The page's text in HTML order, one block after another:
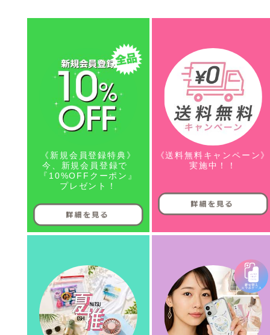
《新規会員登録特典》
今、新規会員登録で
『10%OFFクーポン』
プレゼント！
《送料無料キャンペーン》
実施中！！